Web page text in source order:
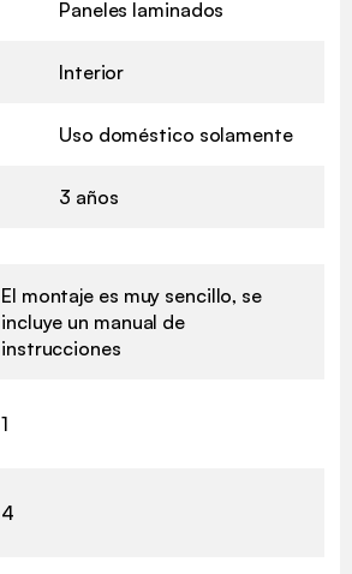
Paneles laminados
Interior
Uso doméstico solamente
3 años
El montaje es muy sencillo, se
incluye un manual de
instrucciones
1
4